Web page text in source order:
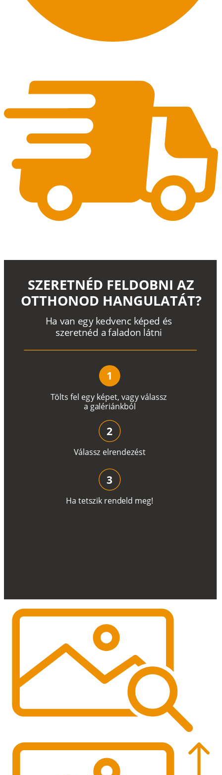
Tölts fel egy képet, vagyválassz
a galériánkból
Ha van egy kedvenc képed és
szeretnéd a faladon látni
SZERETNÉD FELDOBNI AZ
OTTHONOD HANGULATÁT?
1
Válassz elrendezést
2
Ha tetszik rendeld meg!
3